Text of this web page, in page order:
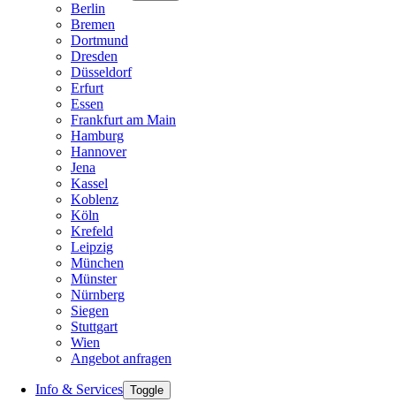
Berlin
Bremen
Dortmund
Dresden
Düsseldorf
Erfurt
Essen
Frankfurt am Main
Hamburg
Hannover
Jena
Kassel
Koblenz
Köln
Krefeld
Leipzig
München
Münster
Nürnberg
Siegen
Stuttgart
Wien
Angebot anfragen
Info & Services Toggle